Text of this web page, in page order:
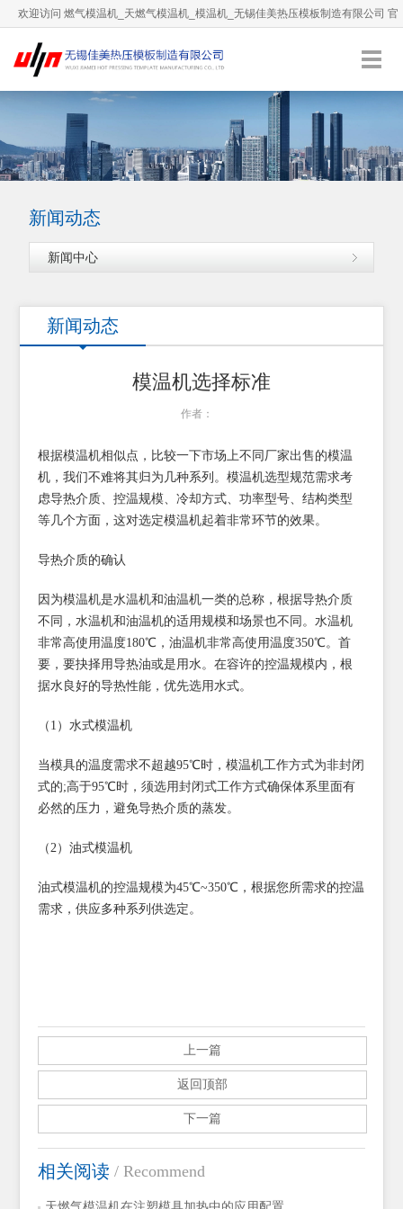
欢迎访问 燃气模温机_天燃气模温机_模温机_无锡佳美热压模板制造有限公司 官
方网站！
服务热线：0510-66892036 加入收藏
新闻动态
新闻中心
新闻动态
模温机选择标准
作者：
根据模温机相似点，比较一下市场上不同厂家出售的模温
机，我们不难将其归为几种系列。模温机选型规范需求考
虑导热介质、控温规模、冷却方式、功率型号、结构类型
等几个方面，这对选定模温机起着非常环节的效果。
导热介质的确认
因为模温机是水温机和油温机一类的总称，根据导热介质
不同，水温机和油温机的适用规模和场景也不同。水温机
非常高使用温度180℃，油温机非常高使用温度350℃。首
要，要抉择用导热油或是用水。在容许的控温规模内，根
据水良好的导热性能，优先选用水式。
（1）水式模温机
当模具的温度需求不超越95℃时，模温机工作方式为非封闭
式的;高于95℃时，须选用封闭式工作方式确保体系里面有
必然的压力，避免导热介质的蒸发。
（2）油式模温机
油式模温机的控温规模为45℃~350℃，根据您所需求的控温
需求，供应多种系列供选定。
上一篇
返回顶部
下一篇
相关阅读 / Recommend